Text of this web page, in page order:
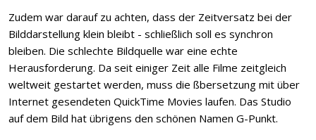
Zudem war darauf zu achten, dass der Zeitversatz bei der
Bilddarstellung klein bleibt - schließlich soll es synchron
bleiben. Die schlechte Bildquelle war eine echte
Herausforderung. Da seit einiger Zeit alle Filme zeitgleich
weltweit gestartet werden, muss die ßbersetzung mit über
Internet gesendeten QuickTime Movies laufen. Das Studio
auf dem Bild hat übrigens den schönen Namen G-Punkt.